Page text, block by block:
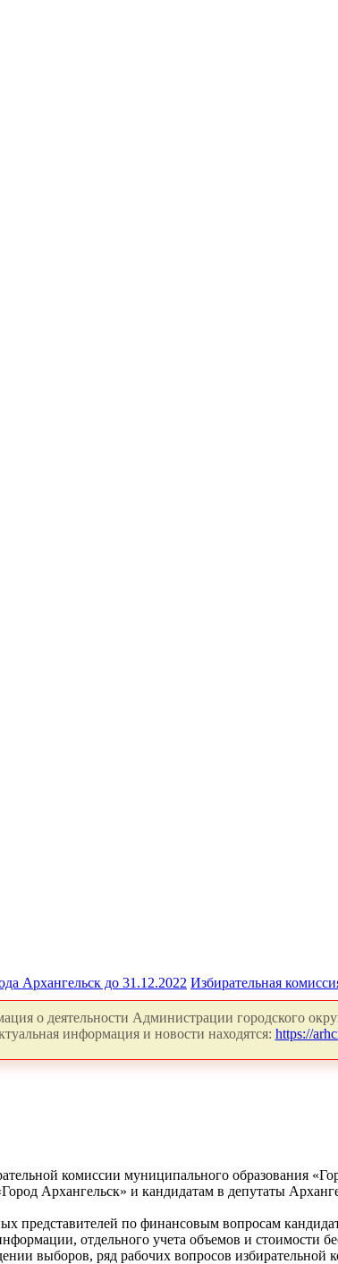
Архангельск до 31.12.2022 Избирательная
о деятельности Администрации городского
информация и новости находятся: https://
комиссии муниципального образования
Архангельск» и кандидатам в депутаты
представителей по финансовым вопросам
отдельного учета объемов и стоимости
выборов, ряд рабочих вопросов избирательной